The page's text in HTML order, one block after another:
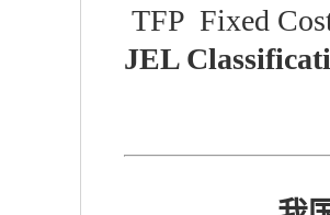
TFP Fixed
JEL